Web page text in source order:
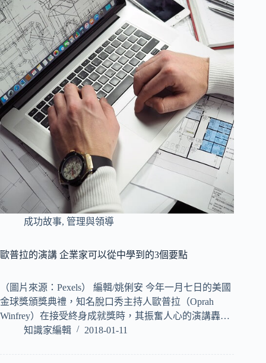
成功故事, 管理與領導
歐普拉的演講 企業家可以從中學到的3個要點
（圖片來源：Pexels） 編輯/姚俐安 今年一月七日的美國
金球獎頒獎典禮，知名脫口秀主持人歐普拉（Oprah
Winfrey）在接受終身成就獎時，其振奮人心的演講轟…
知識家編輯
2018-01-11